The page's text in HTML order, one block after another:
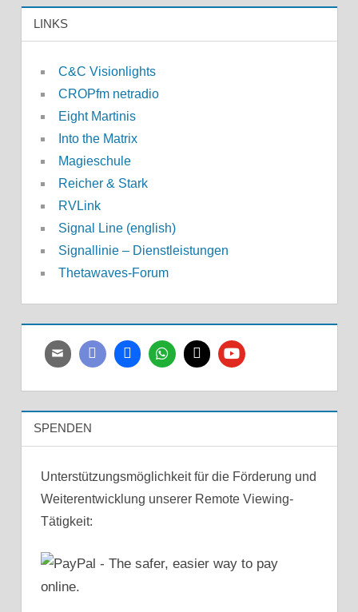
LINKS
C&C Visionlights
CROPfm netradio
Eight Martinis
Into the Matrix
Magieschule
Reicher & Stark
RVLink
Signal Line (english)
Signallinie – Dienstleistungen
Thetawaves-Forum
SPENDEN
Unterstützungsmöglichkeit für die Förderung und
Weiterentwicklung unserer Remote Viewing-
Tätigkeit: